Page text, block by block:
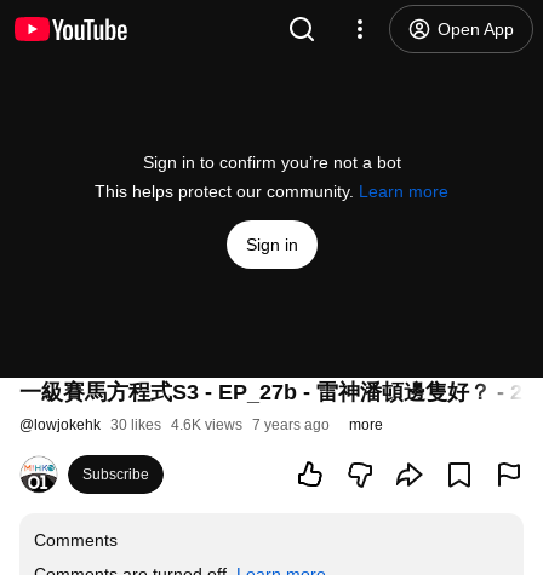
Open App
Sign in to confirm you’re not a bot
This helps protect our community. Learn more
Sign in
一級賽馬方程式S3 - EP_27b - 雷神潘頓邊隻好？ -
@ lowjokehk 30 likes 4.6K views 7 years ago more
Subscribe
Comments